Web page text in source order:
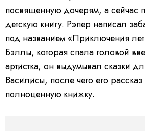
посвященную дочерям, а сейчас
детскую книгу. Рэпер написал
под названием «Приключения
Бэллы, которая спала головой
артистка, он выдумывал сказки
Василисы, после чего его
полноценную книжку.